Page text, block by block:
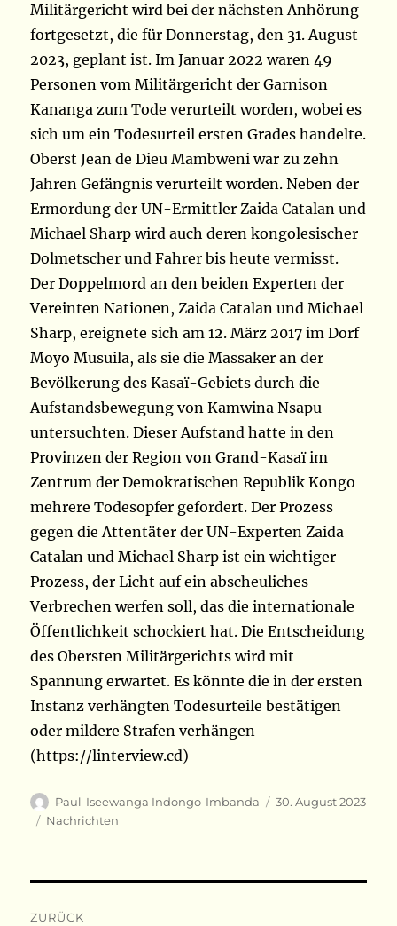
Militärgericht wird bei der nächsten Anhörung
fortgesetzt, die für Donnerstag, den 31. August
2023, geplant ist. Im Januar 2022 waren 49
Personen vom Militärgericht der Garnison
Kananga zum Tode verurteilt worden, wobei es
sich um ein Todesurteil ersten Grades handelte.
Oberst Jean de Dieu Mambweni war zu zehn
Jahren Gefängnis verurteilt worden. Neben der
Ermordung der UN-Ermittler Zaida Catalan und
Michael Sharp wird auch deren kongolesischer
Dolmetscher und Fahrer bis heute vermisst.
Der Doppelmord an den beiden Experten der
Vereinten Nationen, Zaida Catalan und Michael
Sharp, ereignete sich am 12. März 2017 im Dorf
Moyo Musuila, als sie die Massaker an der
Bevölkerung des Kasaï-Gebiets durch die
Aufstandsbewegung von Kamwina Nsapu
untersuchten. Dieser Aufstand hatte in den
Provinzen der Region von Grand-Kasaï im
Zentrum der Demokratischen Republik Kongo
mehrere Todesopfer gefordert. Der Prozess
gegen die Attentäter der UN-Experten Zaida
Catalan und Michael Sharp ist ein wichtiger
Prozess, der Licht auf ein abscheuliches
Verbrechen werfen soll, das die internationale
Öffentlichkeit schockiert hat. Die Entscheidung
des Obersten Militärgerichts wird mit
Spannung erwartet. Es könnte die in der ersten
Instanz verhängten Todesurteile bestätigen
oder mildere Strafen verhängen
(https://linterview.cd)
Autor
Paul-Iseewanga Indongo-Imbanda
Veröffentlicht
30. August 2023
Kategorien
Nachrichten
ZURÜCK